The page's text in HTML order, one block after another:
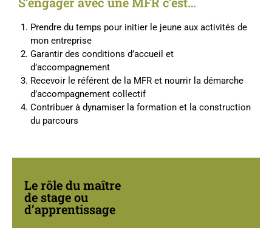
Prendre du temps pour initier le jeune aux activités de
mon entreprise
Garantir des conditions d’accueil et
d’accompagnement
Recevoir le référent de la MFR et nourrir la démarche
d’accompagnement collectif
Contribuer à dynamiser la formation et la construction
du parcours
Le rôle du maître
de stage ou
d’apprentissage